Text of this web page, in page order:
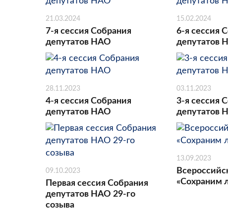
21.03.2024
7-я сессия Собрания
депутатов НАО
15.02.2024
6-я сессия
депутатов
28.11.2023
4-я сессия Собрания
депутатов НАО
03.11.2023
3-я сессия
депутатов
09.10.2023
Первая сессия Собрания
депутатов НАО 29-го
созыва
13.09.2023
«Сохраним